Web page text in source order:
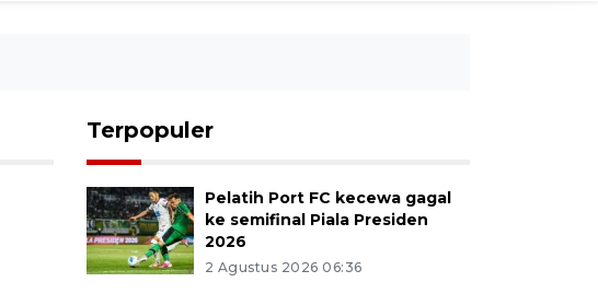
Terpopuler
Pelatih Port FC kecewa gagal
ke semifinal Piala Presiden
2026
2 Agustus 2026 06:36